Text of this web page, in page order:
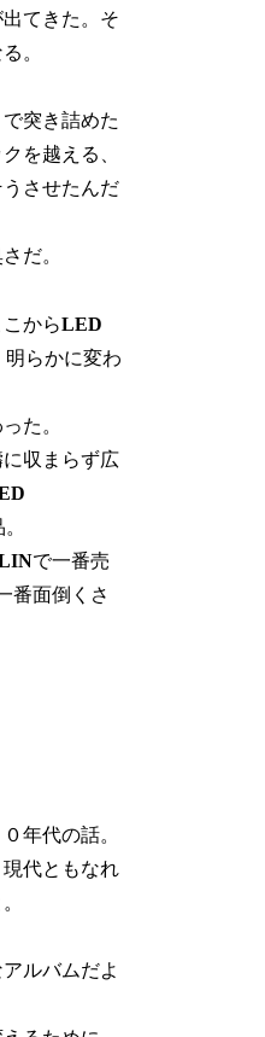
てきた。そ
。
で突き詰めた
を越える、
させたんだ
だ。
こからLED
らかに変わ
た。
収まらず広
で一番売
番面倒くさ
年代の話。
代ともなれ
ルバムだよ